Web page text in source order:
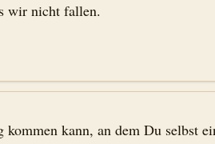
wir nicht fallen.
kann, an dem Du selbst